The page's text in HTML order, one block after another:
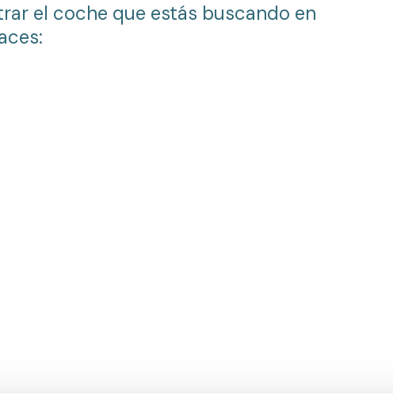
el coche que estás buscando en